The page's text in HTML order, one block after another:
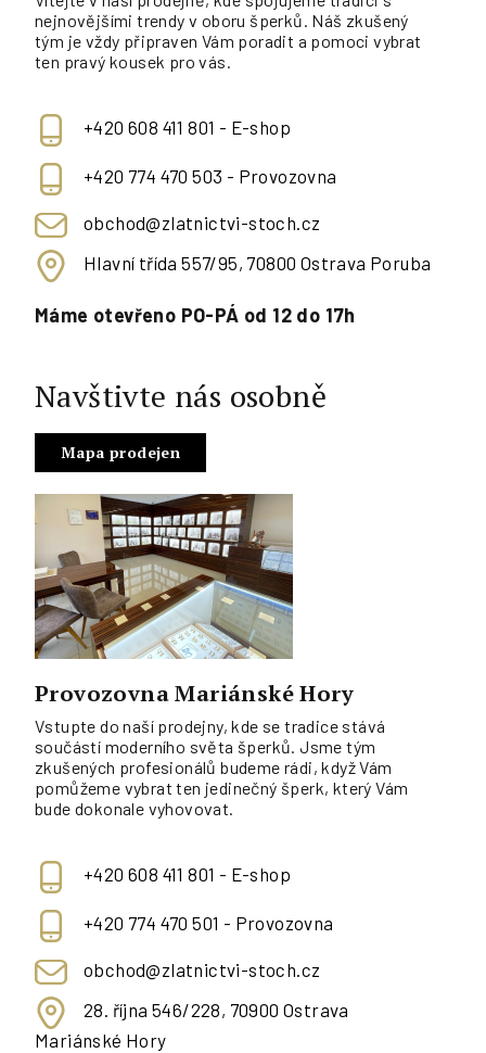
nejnovějšími trendy v oboru šperků. Náš zkušený
tým je vždy připraven Vám poradit a pomoci vybrat
ten pravý kousek pro vás.
+420 608 411 801 - E-shop
+420 774 470 503 - Provozovna
obchod@zlatnictvi-stoch.cz
Hlavní třída 557/95, 70800 Ostrava Poruba
Máme otevřeno PO-PÁ od 12 do 17h
Navštivte nás osobně
Mapa prodejen
Provozovna Mariánské Hory
Vstupte do naší prodejny, kde se tradice stává
součástí moderního světa šperků. Jsme tým
zkušených profesionálů budeme rádi, když Vám
pomůžeme vybrat ten jedinečný šperk, který Vám
bude dokonale vyhovovat.
+420 608 411 801 - E-shop
+420 774 470 501 - Provozovna
obchod@zlatnictvi-stoch.cz
28. října 546/228, 70900 Ostrava
Mariánské Hory